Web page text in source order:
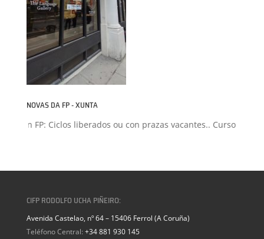
NOVAS DA FP - XUNTA
FP: Ciclos liberados ou con prazas vacantes.. Curso 2026-
CIFP RODOLFO UCHA PIÑEIRO:
Avenida Castelao, nº 64 – 15406 Ferrol (A Coruña)
Teléfono Central: +34 881 930 145